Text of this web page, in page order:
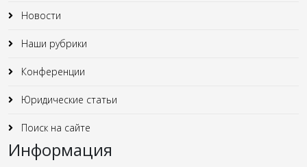
Новости
Наши рубрики
Конференции
Юридические статьи
Поиск на сайте
Информация